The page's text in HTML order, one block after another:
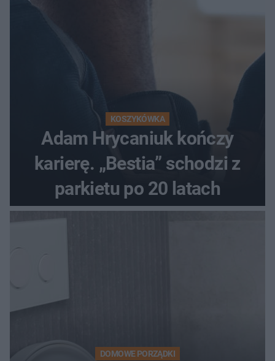
KOSZYKÓWKA
Adam Hrycaniuk kończy
karierę. „Bestia” schodzi z
parkietu po 20 latach
DOMOWE PORZĄDKI